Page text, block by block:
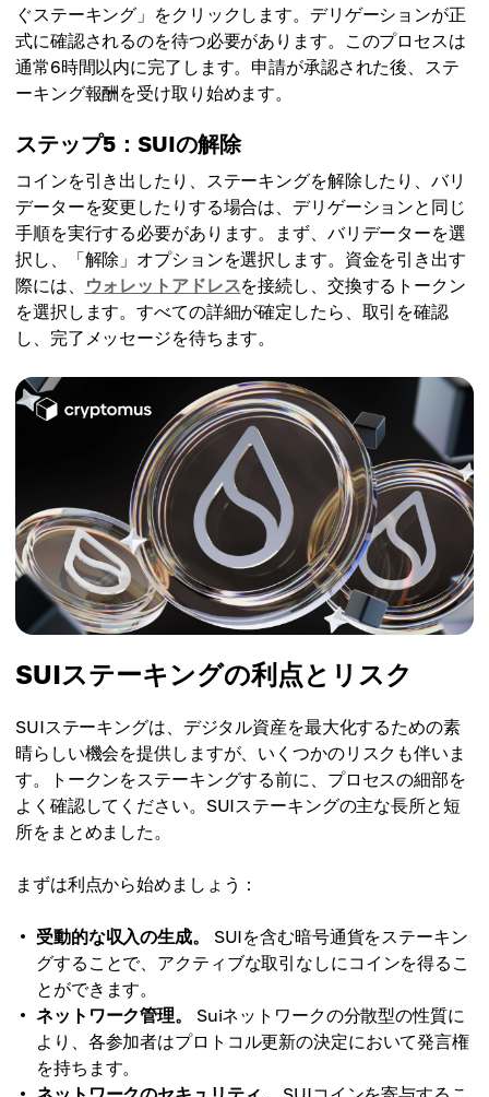
ぐステーキング」をクリックします。デリゲーションが正
式に確認されるのを待つ必要があります。このプロセスは
通常6時間以内に完了します。申請が承認された後、ステ
ーキング報酬を受け取り始めます。
ステップ5：SUIの解除
コインを引き出したり、ステーキングを解除したり、バリ
データーを変更したりする場合は、デリゲーションと同じ
手順を実行する必要があります。まず、バリデーターを選
択し、「解除」オプションを選択します。資金を引き出す
際には、
ウォレットアドレスを接続し、交換するトークン
を選択します。すべての詳細が確定したら、取引を確認
し、完了メッセージを待ちます。
SUIステーキングの利点とリスク
SUIステーキングは、デジタル資産を最大化するための素
晴らしい機会を提供しますが、いくつかのリスクも伴いま
す。トークンをステーキングする前に、プロセスの細部を
よく確認してください。SUIステーキングの主な長所と短
所をまとめました。
まずは利点から始めましょう：
受動的な収入の生成。
SUIを含む暗号通貨をステーキン
グすることで、アクティブな取引なしにコインを得るこ
とができます。
ネットワーク管理。
Suiネットワークの分散型の性質に
より、各参加者はプロトコル更新の決定において発言権
を持ちます。